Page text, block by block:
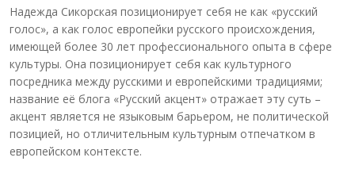
Надежда Сикорская позиционирует себя не как «русский
голос», а как голос европейки русского происхождения,
имеющей более 30 лет профессионального опыта в сфере
культуры. Она позиционирует себя как культурного
посредника между русскими и европейскими традициями;
название её блога «Русский акцент» отражает эту суть –
акцент является не языковым барьером, не политической
позицией, но отличительным культурным отпечатком в
европейском контексте.